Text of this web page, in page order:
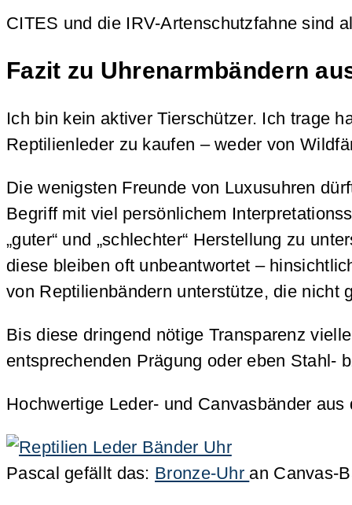
CITES und die IRV-Artenschutzfahne sind
Fazit zu Uhrenarmbändern
Ich bin kein aktiver Tierschützer. Ich trage
Reptilienleder zu kaufen – weder von
Die wenigsten Freunde von Luxusuhren
Begriff mit viel persönlichem
„guter“ und „schlechter“ Herstellung zu
diese bleiben oft unbeantwortet –
von Reptilienbändern unterstütze, die nicht
Bis diese dringend nötige Transparenz
entsprechenden Prägung oder eben Stahl-
Hochwertige Leder- und Canvasbänder
Pascal gefällt das: Bronze-Uhr an Canvas-